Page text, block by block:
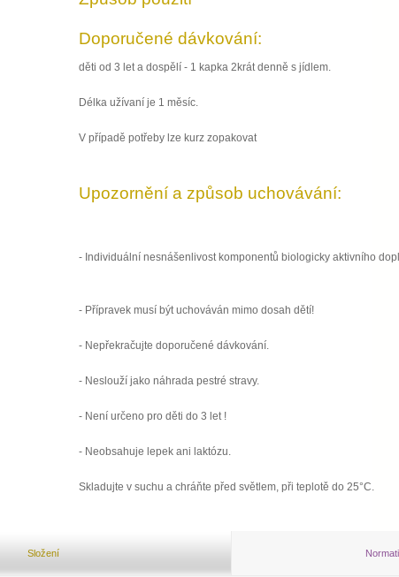
Doporučené dávkování:
děti od 3 let a dospělí - 1 kapka 2krát denně s jídlem.
Délka užívaní je 1 měsíc.
V případě potřeby lze kurz zopakovat
Upozornění a způsob uchovávání:
- Individuální nesnášenlivost komponentů biologicky aktivního
- Přípravek musí být uchováván mimo dosah dětí!
- Nepřekračujte doporučené dávkování.
- Neslouží jako náhrada pestré stravy.
- Není určeno pro děti do 3 let !
- Neobsahuje lepek ani laktózu.
Skladujte v suchu a chráňte před světlem, při teplotě do 25°C.
Složení